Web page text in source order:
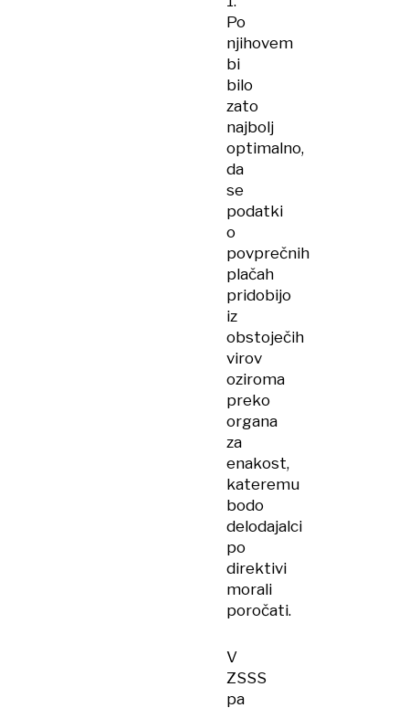
Po
njihovem
bi
bilo
zato
najbolj
optimalno,
da
se
podatki
o
povprečnih
plačah
pridobijo
iz
obstoječih
virov
oziroma
preko
organa
za
enakost,
kateremu
bodo
delodajalci
po
direktivi
morali
poročati.
V
ZSSS
pa